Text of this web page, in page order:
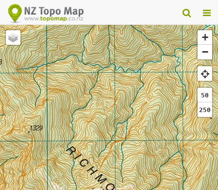
+
−
50
250